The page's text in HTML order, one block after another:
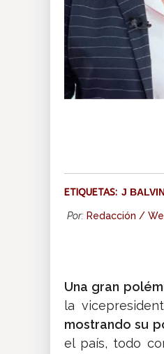
ETIQUETAS: J
Por: Redacción /
Una gran
la
mostrando su
el país, todo